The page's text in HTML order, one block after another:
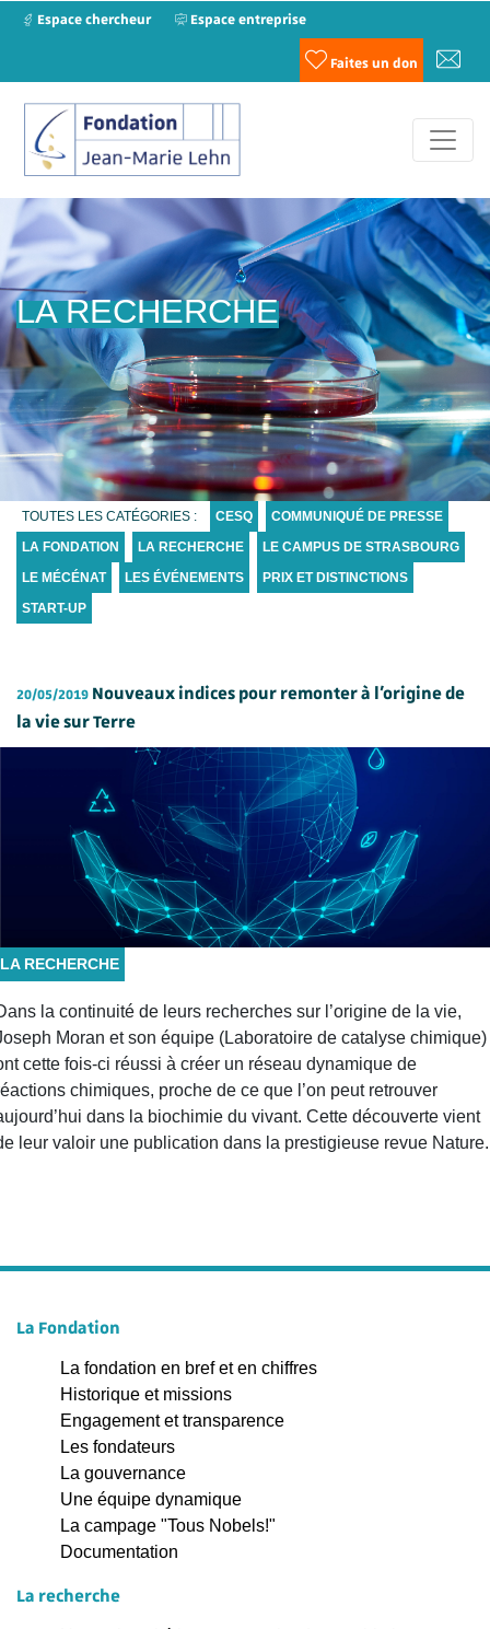
Espace chercheur Espace entreprise
Faites un don
LA RECHERCHE
TOUTES LES CATÉGORIES : CESQ
COMMUNIQUÉ DE PRESSE
LA FONDATION
LA RECHERCHE
LE CAMPUS DE STRASBOURG
LE MÉCÉNAT
LES ÉVÉNEMENTS
PRIX ET DISTINCTIONS
START-UP
20/05/2019 Nouveaux indices pour remonter à l’origine de
la vie sur Terre
LA RECHERCHE
la continuité de leurs recherches sur l’origine de la vie,
Moran et son équipe (Laboratoire de catalyse chimique)
cette fois-ci réussi à créer un réseau dynamique de
chimiques, proche de ce que l’on peut retrouver
dans la biochimie du vivant. Cette découverte vient
leur valoir une publication dans la prestigieuse revue Nature.
La Fondation
La fondation en bref et en chiffres
Historique et missions
Engagement et transparence
Les fondateurs
La gouvernance
Une équipe dynamique
La campage "Tous Nobels!"
Documentation
La recherche